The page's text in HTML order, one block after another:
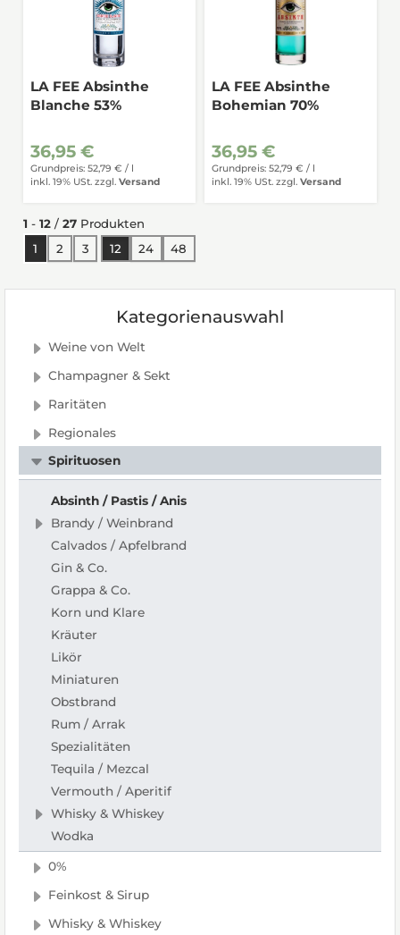
LA FEE Absinthe
Blanche 53%
36,95 €
Grundpreis: 52,79 € /
inkl. 19% USt. zzgl. Versand
LA FEE Absinthe
Bohemian 70%
36,95 €
Grundpreis: 52,79 € /
inkl. 19% USt. zzgl. Versand
1 - 12 / 27 Produkten
1
2 3 12 24 48
Kategorienauswahl
Weine von Welt
Champagner & Sekt
Raritäten
Regionales
Spirituosen
Absinth / Pastis / Anis
Brandy / Weinbrand
Calvados / Apfelbrand
Gin & Co.
Grappa & Co.
Korn und Klare
Kräuter
Likör
Miniaturen
Obstbrand
Rum / Arrak
Spezialitäten
Tequila / Mezcal
Vermouth / Aperitif
Whisky & Whiskey
Wodka
0%
Feinkost & Sirup
Whisky & Whiskey